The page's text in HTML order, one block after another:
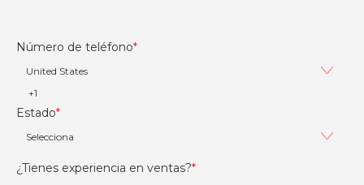
Número de teléfono*
Estado*
¿Tienes experiencia en ventas?*